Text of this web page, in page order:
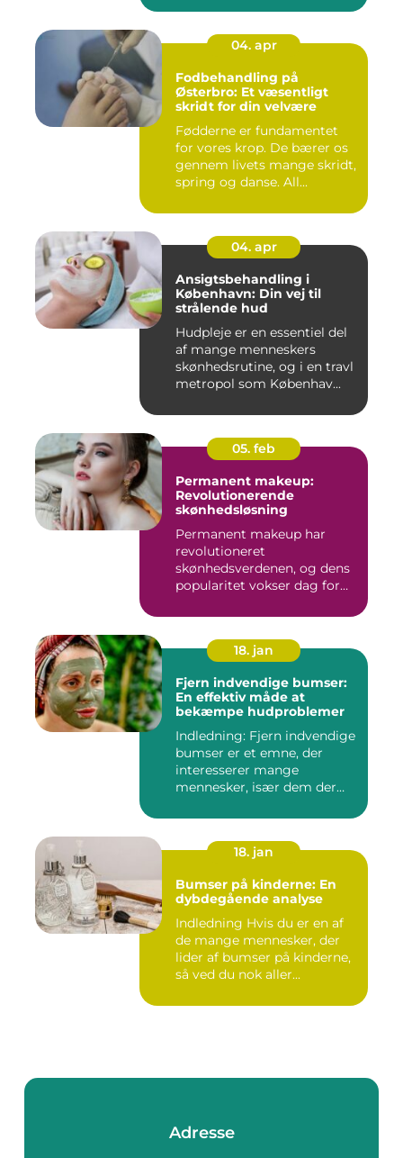
04. apr
Fodbehandling på
Østerbro: Et væsentligt
skridt for din velvære
Fødderne er fundamentet
for vores krop. De bærer os
gennem livets mange skridt,
spring og danse. All...
04. apr
Ansigtsbehandling i
København: Din vej til
strålende hud
Hudpleje er en essentiel del
af mange menneskers
skønhedsrutine, og i en travl
metropol som Københav...
05. feb
Permanent makeup:
Revolutionerende
skønhedsløsning
Permanent makeup har
revolutioneret
skønhedsverdenen, og dens
popularitet vokser dag for
18. jan
Fjern indvendige bumser:
En effektiv måde at
bekæmpe hudproblemer
Indledning: Fjern indvendige
bumser er et emne, der
interesserer mange
mennesker, især dem der
18. jan
Bumser på kinderne: En
dybdegående analyse
Indledning Hvis du er en af
de mange mennesker, der
lider af bumser på kinderne,
så ved du nok aller...
Adresse